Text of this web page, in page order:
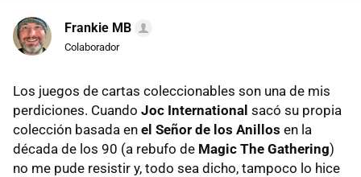
Frankie MB
Colaborador
Los juegos de cartas coleccionables son una de mis
perdiciones. Cuando Joc International sacó su propia
colección basada en el Señor de los Anillos en la
década de los 90 (a rebufo de Magic The Gathering)
no me pude resistir y, todo sea dicho, tampoco lo hice